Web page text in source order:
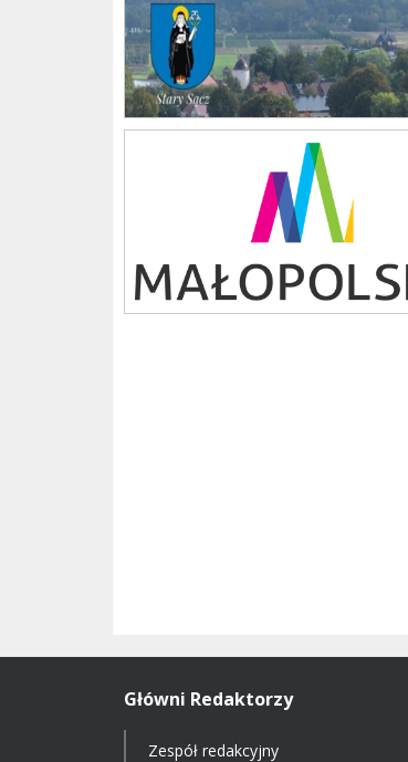
Małopolska
Główni Redaktorzy
Zespół redakcyjny